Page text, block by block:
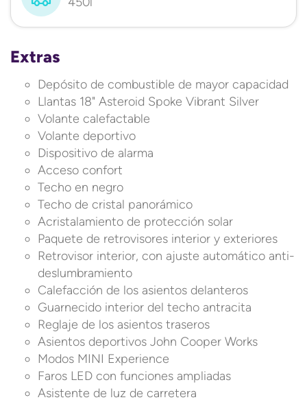
Extras
Depósito de combustible de mayor capacidad
Llantas 18" Asteroid Spoke Vibrant Silver
Volante calefactable
Volante deportivo
Dispositivo de alarma
Acceso confort
Techo en negro
Techo de cristal panorámico
Acristalamiento de protección solar
Paquete de retrovisores interior y exteriores
Retrovisor interior, con ajuste automático anti-
deslumbramiento
Calefacción de los asientos delanteros
Guarnecido interior del techo antracita
Reglaje de los asientos traseros
Asientos deportivos John Cooper Works
Modos MINI Experience
Faros LED con funciones ampliadas
Asistente de luz de carretera